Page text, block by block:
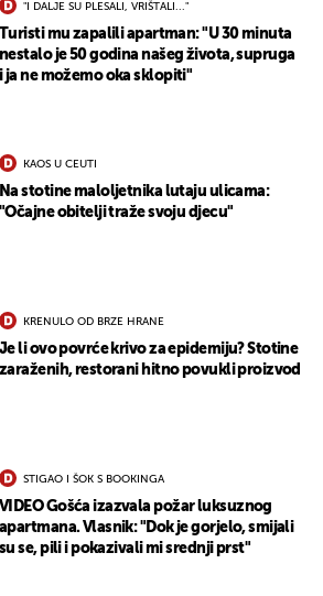
"I DALJE SU PLESALI, VRIŠTALI..."
Turisti mu zapalili apartman: "U 30 minuta
nestalo je 50 godina našeg života, supruga
i ja ne možemo oka sklopiti"
KAOS U CEUTI
Na stotine maloljetnika lutaju ulicama:
"Očajne obitelji traže svoju djecu"
KRENULO OD BRZE HRANE
Je li ovo povrće krivo za epidemiju? Stotine
zaraženih, restorani hitno povukli proizvod
STIGAO I ŠOK S BOOKINGA
VIDEO Gošća izazvala požar luksuznog
apartmana. Vlasnik: "Dok je gorjelo, smijali
su se, pili i pokazivali mi srednji prst"